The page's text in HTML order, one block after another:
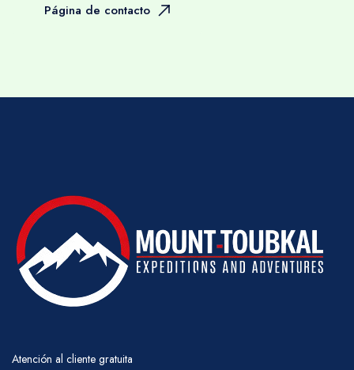
Página de contacto
Atención al cliente gratuita